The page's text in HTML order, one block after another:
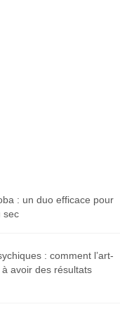
: un duo efficace pour
sec
: comment l’art-
avoir des résultats